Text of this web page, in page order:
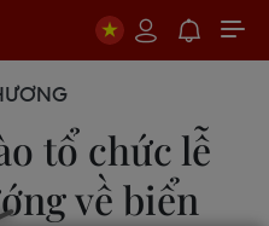
tổ chức lễ
về biển